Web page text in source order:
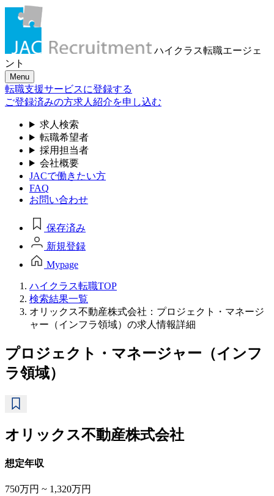
ハイクラス転職エージェ
ント
Menu
転職支援サービスに登録する
ご登録済みの方求人紹介を申し込む
求人検索
転職希望者
採用担当者
会社概要
JACで働きたい方
FAQ
お問い合わせ
保存済み
新規登録
Mypage
ハイクラス転職TOP
検索結果一覧
オリックス不動産株式会社：プロジェクト・マネージ
ャー（インフラ領域）の求人情報詳細
プロジェクト・マネージャー（インフ
ラ領域）
オリックス不動産株式会社
想定年収
750万円 ~ 1,320万円